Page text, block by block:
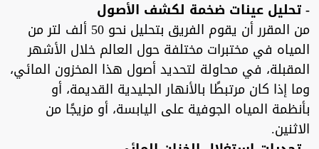
- تحليل عينات ضخمة لكشف الأصول
من المقرر أن يقوم الفريق بتحليل نحو 50 ألف لتر من
المياه في مختبرات مختلفة حول العالم خلال الأشهر
المقبلة، في محاولة لتحديد أصول هذا المخزون المائي،
وما إذا كان مرتبطًا بالأنهار الجليدية القديمة، أو
بأنظمة المياه الجوفية على اليابسة، أو مزيجًا من
الاثنين.